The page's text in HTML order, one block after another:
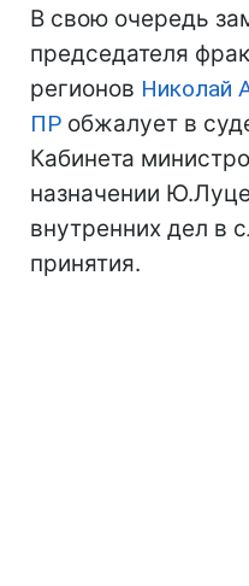
В свою очередь
председателя
регионов Николай
ПР обжалует в
Кабинета
назначении
внутренних дел в
принятия.